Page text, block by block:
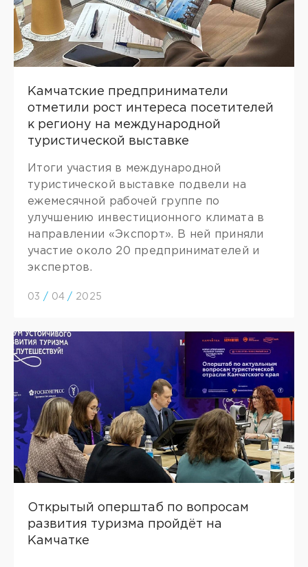
Камчатские предприниматели
отметили рост интереса посетителей
к региону на международной
туристической выставке
Итоги участия в международной
туристической выставке подвели на
ежемесячной рабочей группе по
улучшению инвестиционного климата в
направлении «Экспорт». В ней приняли
участие около 20 предпринимателей и
экспертов.
03 / 04 / 2025
Открытый оперштаб по вопросам
развития туризма пройдёт на
Камчатке